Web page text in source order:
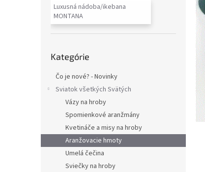
Luxusná nádoba/ikebana
MONTANA
kategórie
Kategórie
Čo je nové? - Novinky
Sviatok všetkých Svätých
Vázy na hroby
Spomienkové aranžmány
Kvetináče a misy na hroby
Aranžovacie hmoty
Umelá čečina
Sviečky na hroby